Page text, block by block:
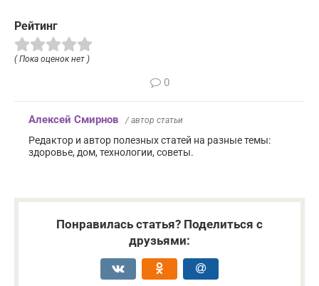
Рейтинг
( Пока оценок нет )
0
Алексей Смирнов / автор статьи
Редактор и автор полезных статей на разные темы:
здоровье, дом, технологии, советы.
Понравилась статья? Поделиться с
друзьями: